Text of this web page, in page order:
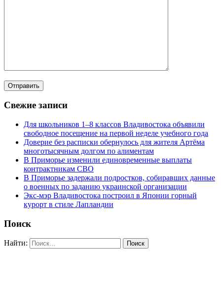
Свежие записи
Для школьников 1–8 классов Владивостока объявили
свободное посещение на первой неделе учебного года
Доверие без расписки обернулось для жителя Артёма
многотысячным долгом по алиментам
В Приморье изменили единовременные выплаты
контрактникам СВО
В Приморье задержали подростков, собиравших данные
о военных по заданию украинской организации
Экс-мэр Владивостока построил в Японии горный
курорт в стиле Лапландии
Поиск
Найти: